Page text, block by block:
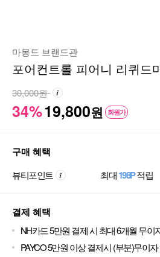
마몽드 브랜드관
포어컨트롤 피어니 리퀴드
34%19,800원 회원가
30,000원
구매 혜택
뷰티포인트 최대198P적립
결제 혜택
NH카드 5만원 결제 시 최대 6개월 무이
PAYCO 5만원 이상 결제시 (부분)무이